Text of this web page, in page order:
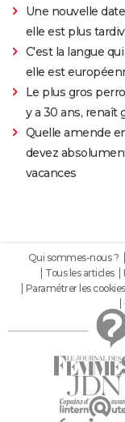
Une nouvelle
elle est plus
C'est la langue
elle est
Le plus gros
y a 30 ans, renaît
Quelle amende
devez
vacances
Qui sommes-nous ?
Tous les articles
Paramétrer les cookies